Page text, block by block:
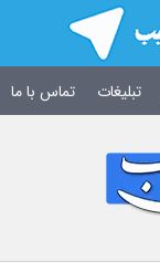
تبلیغات تماس با ما